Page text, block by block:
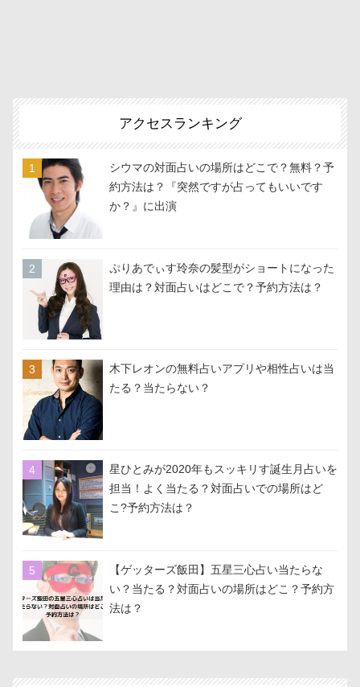
アクセスランキング
シウマの対面占いの場所はどこで？無料？予
約方法は？『突然ですが占ってもいいです
か？』に出演
ぷりあでぃす玲奈の髪型がショートになった
理由は？対面占いはどこで？予約方法は？
木下レオンの無料占いアプリや相性占いは当
たる？当たらない？
星ひとみが2020年もスッキリす誕生月占いを
担当！よく当たる？対面占いでの場所はど
こ?予約方法は？
【ゲッターズ飯田】五星三心占い当たらな
い？当たる？対面占いの場所はどこ？予約方
法は？